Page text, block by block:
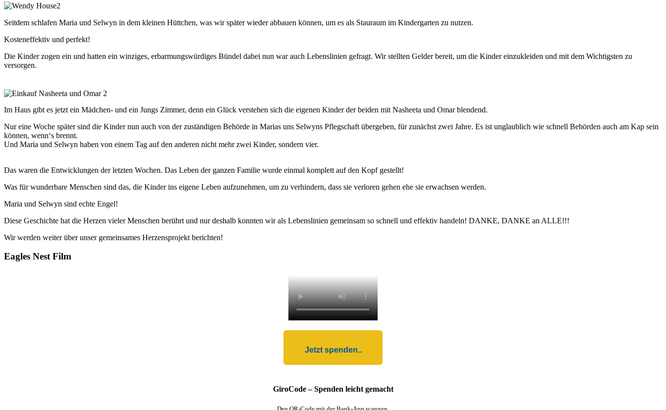
Seitdem schlafen Maria und Selwyn in dem kleinen Hüttchen, was wir später wieder abbauen können, um es als Stauraum im Kindergarten zu nutzen.
Kosteneffektiv und perfekt!
Die Kinder zogen ein und hatten ein winziges, erbarmungswürdiges Bündel dabei nun war auch Lebenslinien gefragt. Wir stellten Gelder bereit, um die Kinder einzukleiden und mit dem Wichtigsten zu
versorgen.
Im Haus gibt es jetzt ein Mädchen- und ein Jungs Zimmer, denn ein Glück verstehen sich die eigenen Kinder der beiden mit Nasheeta und Omar blendend.
Nur eine Woche später sind die Kinder nun auch von der zuständigen Behörde in Marias uns Selwyns Pflegschaft übergeben, für zunächst zwei Jahre. Es ist unglaublich wie schnell Behörden auch am Kap sein
können, wenn‘s brennt.
Und Maria und Selwyn haben von einem Tag auf den anderen nicht mehr zwei Kinder, sondern vier.
Das waren die Entwicklungen der letzten Wochen. Das Leben der ganzen Familie wurde einmal komplett auf den Kopf gestellt!
Was für wunderbare Menschen sind das, die Kinder ins eigene Leben aufzunehmen, um zu verhindern, dass sie verloren gehen ehe sie erwachsen werden.
Maria und Selwyn sind echte Engel!
Diese Geschichte hat die Herzen vieler Menschen berührt und nur deshalb konnten wir als Lebenslinien gemeinsam so schnell und effektiv handeln! DANKE, DANKE an ALLE!!!
Wir werden weiter über unser gemeinsames Herzensprojekt berichten!
Eagles Nest Film
Jetzt spenden..
GiroCode – Spenden leicht gemacht